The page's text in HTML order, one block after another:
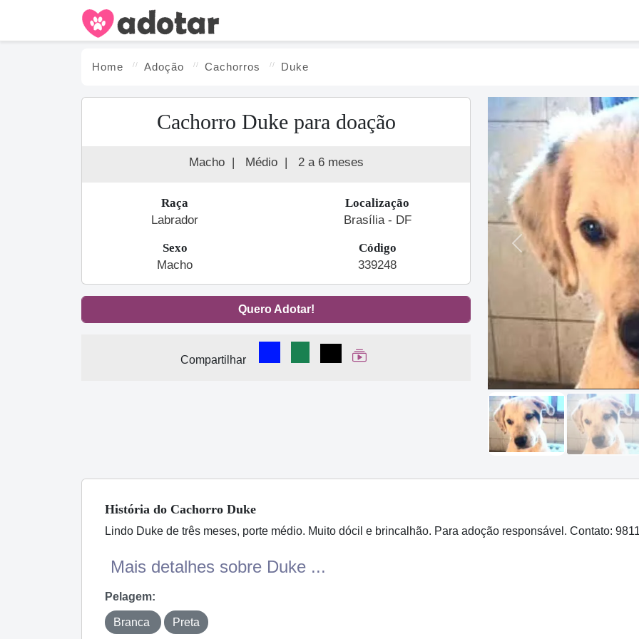
Home Adoção Cachorros Duke
Cachorro Duke para doação
Macho | Médio | 2 a 6 meses
Raça
Labrador
Localização
Brasília - DF
Sexo
Macho
Código
339248
Quero Adotar!
Compartilhar
Compartilhar no Facebook
Compartilhar no WhatsApp
Compartilhar
Ver Web Story
Previous
História do Cachorro Duke
Lindo Duke de três meses, porte médio. Muito dócil e brincalhão. Para adoção responsável. Contato:
Mais detalhes sobre Duke ...
Pelagem:
Branca Preta